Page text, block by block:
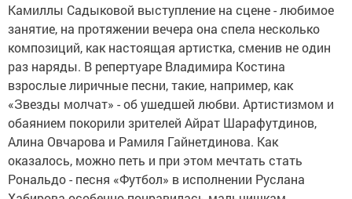
Камиллы Садыковой выступление на сцене - любимое
занятие, на протяжении вечера она спела несколько
композиций, как настоящая артистка, сменив не один
раз наряды. В репертуаре Владимира Костина
взрослые лиричные песни, такие, например, как
«Звезды молчат» - об ушедшей любви. Артистизмом и
обаянием покорили зрителей Айрат Шарафутдинов,
Алина Овчарова и Рамиля Гайнетдинова. Как
оказалось, можно петь и при этом мечтать стать
Рональдо - песня «Футбол» в исполнении Руслана